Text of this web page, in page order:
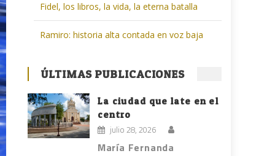
Fidel, los libros, la vida, la eterna batalla
Ramiro: historia alta contada en voz baja
ÚLTIMAS PUBLICACIONES
La ciudad que late en el
centro
julio 28, 2026
María Fernanda